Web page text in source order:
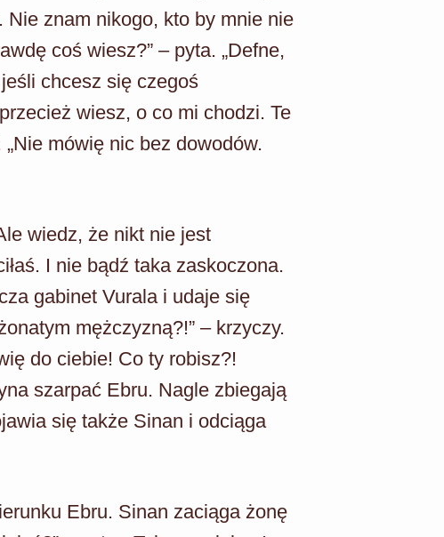
Nie znam nikogo, kto by mnie nie
coś wiesz?” – pyta. „Defne,
chcesz się czegoś
wiesz, o co mi chodzi. Te
mówię nic bez dowodów.
wiedz, że nikt nie jest
I nie bądź taka zaskoczona.
gabinet Vurala i udaje się
mężczyzną?!” – krzyczy.
do ciebie! Co ty robisz?!
szarpać Ebru. Nagle zbiegają
się także Sinan i odciąga
Ebru. Sinan zaciąga żonę